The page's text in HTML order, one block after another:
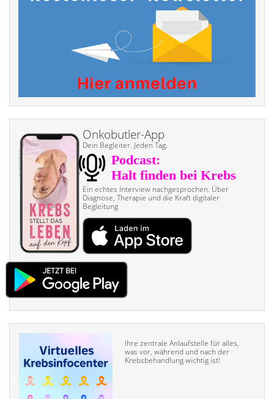
Onkobutler-App
Dein Begleiter. Jeden Tag.
Ein echtes Interview nach­gesprochen. Über
Diagnose, Therapie und die Kraft digitaler
Begleitung
Ihre zentrale Anlaufstelle für alles,
was vor, während und nach der
Krebsbehandlung wichtig ist!